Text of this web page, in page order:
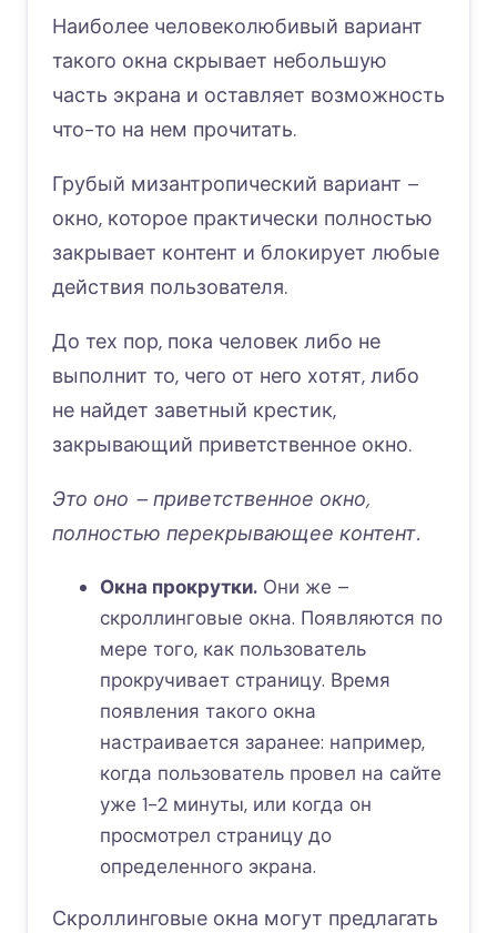
Наиболее человеколюбивый вариант
такого окна скрывает небольшую
часть экрана и оставляет возможность
что-то на нем прочитать.
Грубый мизантропический вариант –
окно, которое практически полностью
закрывает контент и блокирует любые
действия пользователя.
До тех пор, пока человек либо не
выполнит то, чего от него хотят, либо
не найдет заветный крестик,
закрывающий приветственное окно.
Это оно – приветственное окно,
полностью перекрывающее контент.
Окна прокрутки.Они же –
скроллинговые окна. Появляются по
мере того, как пользователь
прокручивает страницу. Время
появления такого окна
настраивается заранее: например,
когда пользователь провел на сайте
уже 1-2 минуты, или когда он
просмотрел страницу до
определенного экрана.
Скроллинговые окна могут предлагать